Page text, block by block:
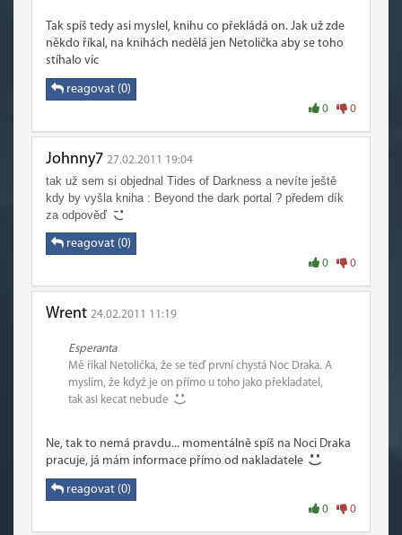
Tak spíš tedy asi myslel, knihu co překládá on. Jak už zde
někdo říkal, na knihách nedělá jen Netolička aby se toho
stíhalo víc
reagovat (0)
0 0
Johnny7 27.02.2011 19:04
tak už sem si objednal Tides of Darkness a nevíte ještě
kdy by vyšla kniha : Beyond the dark portal ? předem dík
za odpověď
reagovat (0)
0 0
Wrent 24.02.2011 11:19
Esperanta
Mě říkal Netolička, že se teď první chystá Noc Draka. A
myslím, že když je on přímo u toho jako překladatel,
tak asi kecat nebude
Ne, tak to nemá pravdu... momentálně spíš na Noci Draka
pracuje, já mám informace přímo od nakladatele
reagovat (0)
0 0